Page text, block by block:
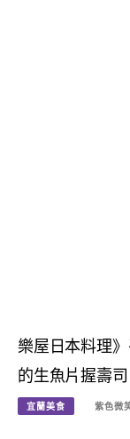
樂屋日本料理
的生魚片握壽
宜蘭美食 紫色微